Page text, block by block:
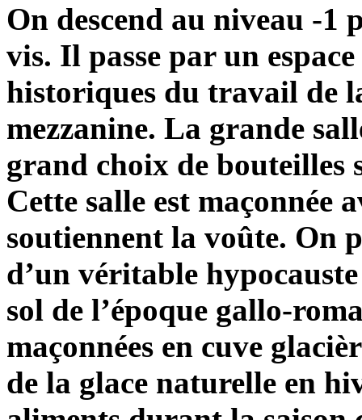
On descend au niveau -1
vis. Il passe par un
historiques du travail de
mezzanine. La grande
grand choix de bouteilles
Cette salle est maçonnée
soutiennent la voûte. On
d’un véritable
sol de l’époque gallo-
maçonnées en cuve
de la glace naturelle en